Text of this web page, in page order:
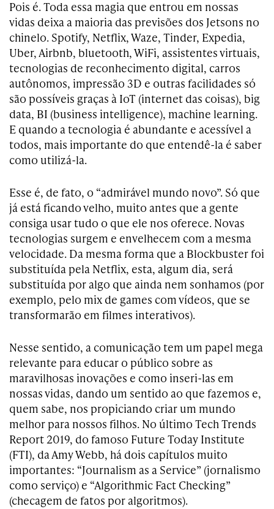
Pois é. Toda essa magia que entrou em nossas
vidas deixa a maioria das previsões dos Jetsons no
chinelo. Spotify, Netflix, Waze, Tinder, Expedia,
Uber, Airbnb, bluetooth, WiFi, assistentes virtuais,
tecnologias de reconhecimento digital, carros
autônomos, impressão 3D e outras facilidades só
são possíveis graças à IoT (internet das coisas), big
data, BI (business intelligence), machine learning.
E quando a tecnologia é abundante e acessível a
todos, mais importante do que entendê-la é saber
como utilizá-la.
Esse é, de fato, o “admirável mundo novo”. Só que
já está ficando velho, muito antes que a gente
consiga usar tudo o que ele nos oferece. Novas
tecnologias surgem e envelhecem com a mesma
velocidade. Da mesma forma que a Blockbuster foi
substituída pela Netflix, esta, algum dia, será
substituída por algo que ainda nem sonhamos (por
exemplo, pelo mix de games com vídeos, que se
transformarão em filmes interativos).
Nesse sentido, a comunicação tem um papel mega
relevante para educar o público sobre as
maravilhosas inovações e como inseri-las em
nossas vidas, dando um sentido ao que fazemos e,
quem sabe, nos propiciando criar um mundo
melhor para nossos filhos. No último Tech Trends
Report 2019, do famoso Future Today Institute
(FTI), da Amy Webb, há dois capítulos muito
importantes: “Journalism as a Service” (jornalismo
como serviço) e “Algorithmic Fact Checking”
(checagem de fatos por algoritmos).